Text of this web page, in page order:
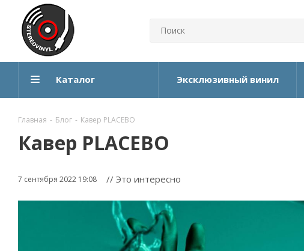
Каталог Эксклюзивный винил
Главная - Блог - Кавер PLACEBO
Кавер PLACEBO
7 сентября 2022 19:08 // Это интересно